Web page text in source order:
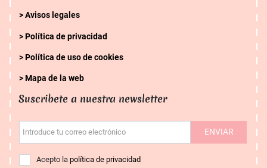
Avisos legales
Política de privacidad
Política de uso de cookies
Mapa de la web
Suscribete a nuestra newsletter
Introduce tu correo electrónico ENVIAR
Acepto lapolítica de privacidad